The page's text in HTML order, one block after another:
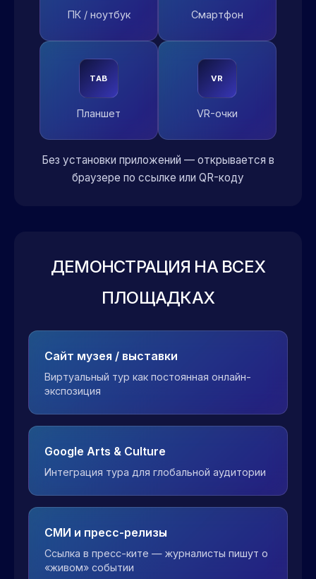
ПК / ноутбук Смартфон
TAB
Планшет
VR
VR-очки
Без установки приложений — открывается в
браузере по ссылке или QR-коду
ДЕМОНСТРАЦИЯ НА ВСЕХ
ПЛОЩАДКАХ
Сайт музея / выставки
Виртуальный тур как постоянная онлайн-
экспозиция
Google Arts & Culture
Интеграция тура для глобальной аудитории
СМИ и пресс-релизы
Ссылка в пресс-ките — журналисты пишут о
«живом» событии